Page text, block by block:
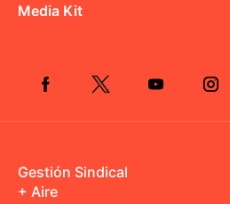
Media Kit
Gestión Sindical
+ Aire